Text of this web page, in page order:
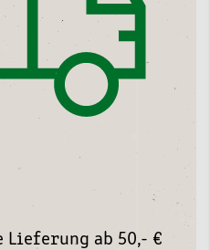
Lieferung ab 50,- €